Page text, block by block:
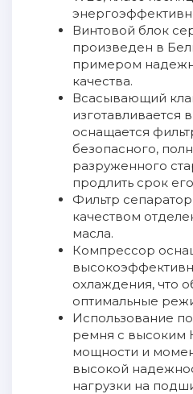
Винтовой блок
произведен в
примером
качества.
Всасывающий
изготавливается
оснащается
безопасного,
разруженного
продлить срок
Фильтр
качеством
масла.
Компрессор
охлаждения, что
оптимальные
Использование
ремня с высоким
мощности и
высокой
нагрузки на